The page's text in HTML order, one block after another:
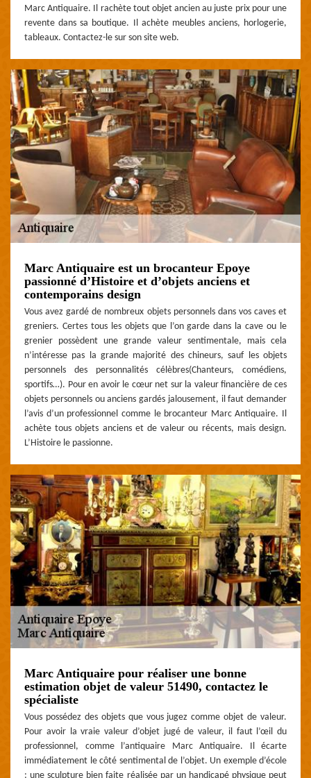
Marc Antiquaire. Il rachète tout objet ancien au juste prix pour une
revente dans sa boutique. Il achète meubles anciens, horlogerie,
tableaux. Contactez-le sur son site web.
Marc Antiquaire est un brocanteur Epoye
passionné d’Histoire et d’objets anciens et
contemporains design
Vous avez gardé de nombreux objets personnels dans vos caves et
greniers. Certes tous les objets que l’on garde dans la cave ou le
grenier possèdent une grande valeur sentimentale, mais cela
n’intéresse pas la grande majorité des chineurs, sauf les objets
personnels des personnalités célèbres(Chanteurs, comédiens,
sportifs…). Pour en avoir le cœur net sur la valeur financière de ces
objets personnels ou anciens gardés jalousement, il faut demander
l’avis d’un professionnel comme le brocanteur Marc Antiquaire. Il
achète tous objets anciens et de valeur ou récents, mais design.
L’Histoire le passionne.
Marc Antiquaire pour réaliser une bonne
estimation objet de valeur 51490, contactez le
spécialiste
Vous possédez des objets que vous jugez comme objet de valeur.
Pour avoir la vraie valeur d’objet jugé de valeur, il faut l’œil du
professionnel, comme l’antiquaire Marc Antiquaire. Il écarte
immédiatement le côté sentimental de l’objet. Un exemple d’école
: une sculpture bien faite réalisée par un handicapé physique peut